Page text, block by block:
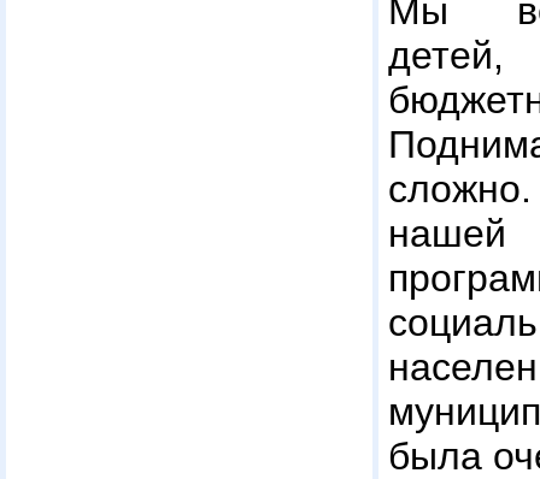
Мы
была